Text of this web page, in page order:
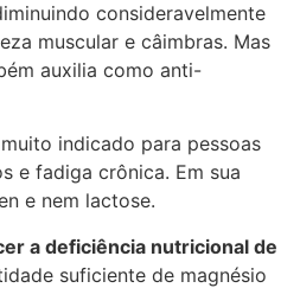
consideravelmente
muscular e câimbras. Mas
auxilia como anti-
indicado para pessoas
e fadiga crônica. Em sua
e nem lactose.
a deficiência nutricional de
suficiente de magnésio